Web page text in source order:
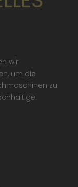
wir
um die
zu